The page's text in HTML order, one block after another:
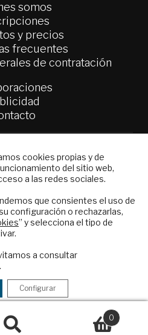
somos
y precios
frecuentes
de contratación
de Política Exterior
Ideas
reservadosAviso
y de Cookies
0
KIT Digital. Plan de
y Resiliencia de
Generation EU.​​
de accesibilidad
cookies propias y de
del sitio web,
a las redes sociales.
que consientes el uso de
configuración o rechazarlas,
” y selecciona el tipo de
a consultar
.
Configurar
boletín electrónico y
mejor análisis